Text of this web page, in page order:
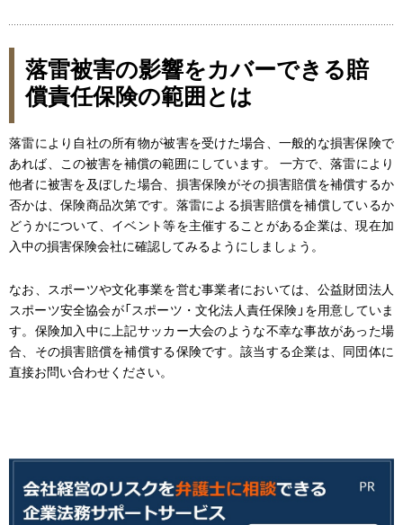
落雷被害の影響をカバーできる賠
償責任保険の範囲とは
落雷により自社の所有物が被害を受けた場合、一般的な損害保険で
あれば、この被害を補償の範囲にしています。 一方で、落雷により
他者に被害を及ぼした場合、損害保険がその損害賠償を補償するか
否かは、保険商品次第です。落雷による損害賠償を補償しているか
どうかについて、イベント等を主催することがある企業は、現在加
入中の損害保険会社に確認してみるようにしましょう。
なお、スポーツや文化事業を営む事業者においては、公益財団法人
スポーツ安全協会が「スポーツ・文化法人責任保険」を用意していま
す。保険加入中に上記サッカー大会のような不幸な事故があった場
合、その損害賠償を補償する保険です。該当する企業は、同団体に
直接お問い合わせください。